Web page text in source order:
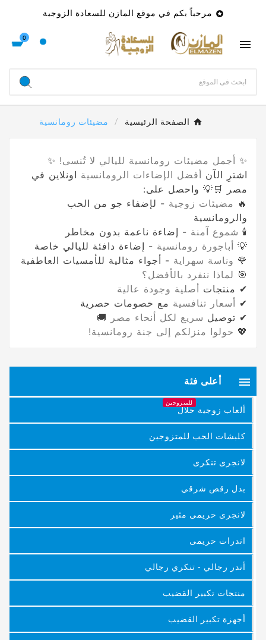
 مرحباً بكم في موقع المازن للسعادة الزوجية

0
الصفحة الرئيسية مضيئات رومانسية
✨ أجمل مضيئات رومانسية لليالي لا تُنسى! ✨
اشترِ الآن أفضل الإضاءات الرومانسية اونلاين في
مصر 🛒💡 واحصل على:
🔥 مضيئات زوجية - لإضفاء جو من الحب
والرومانسية
🕯️ شموع آمنة - إضاءة ناعمة بدون مخاطر
💡 أباجورة رومانسية - إضاءة دافئة لليالي خاصة
🌹 وناسة سهراية - أجواء مثالية للأمسيات العاطفية
🎯 لماذا ننفرد بالأفضل؟
✔ منتجات أصلية وجودة عالية
✔ أسعار تنافسية مع خصومات حصرية
✔ توصيل سريع لكل أنحاء مصر
🚚
💖 حولوا منزلكم إلى جنة رومانسية!
أعلى فئة 
ألعاب زوجية حلال
للمتزوجين
كلبشات الحب للمتزوجين
لانجرى تنكرى
بدل رقص شرقي
لانجرى حريمى مثير
اندرات حريمى
أندر رجالي - تنكري رجالي
منتجات تكبير القضيب
أجهزة تكبير القضيب